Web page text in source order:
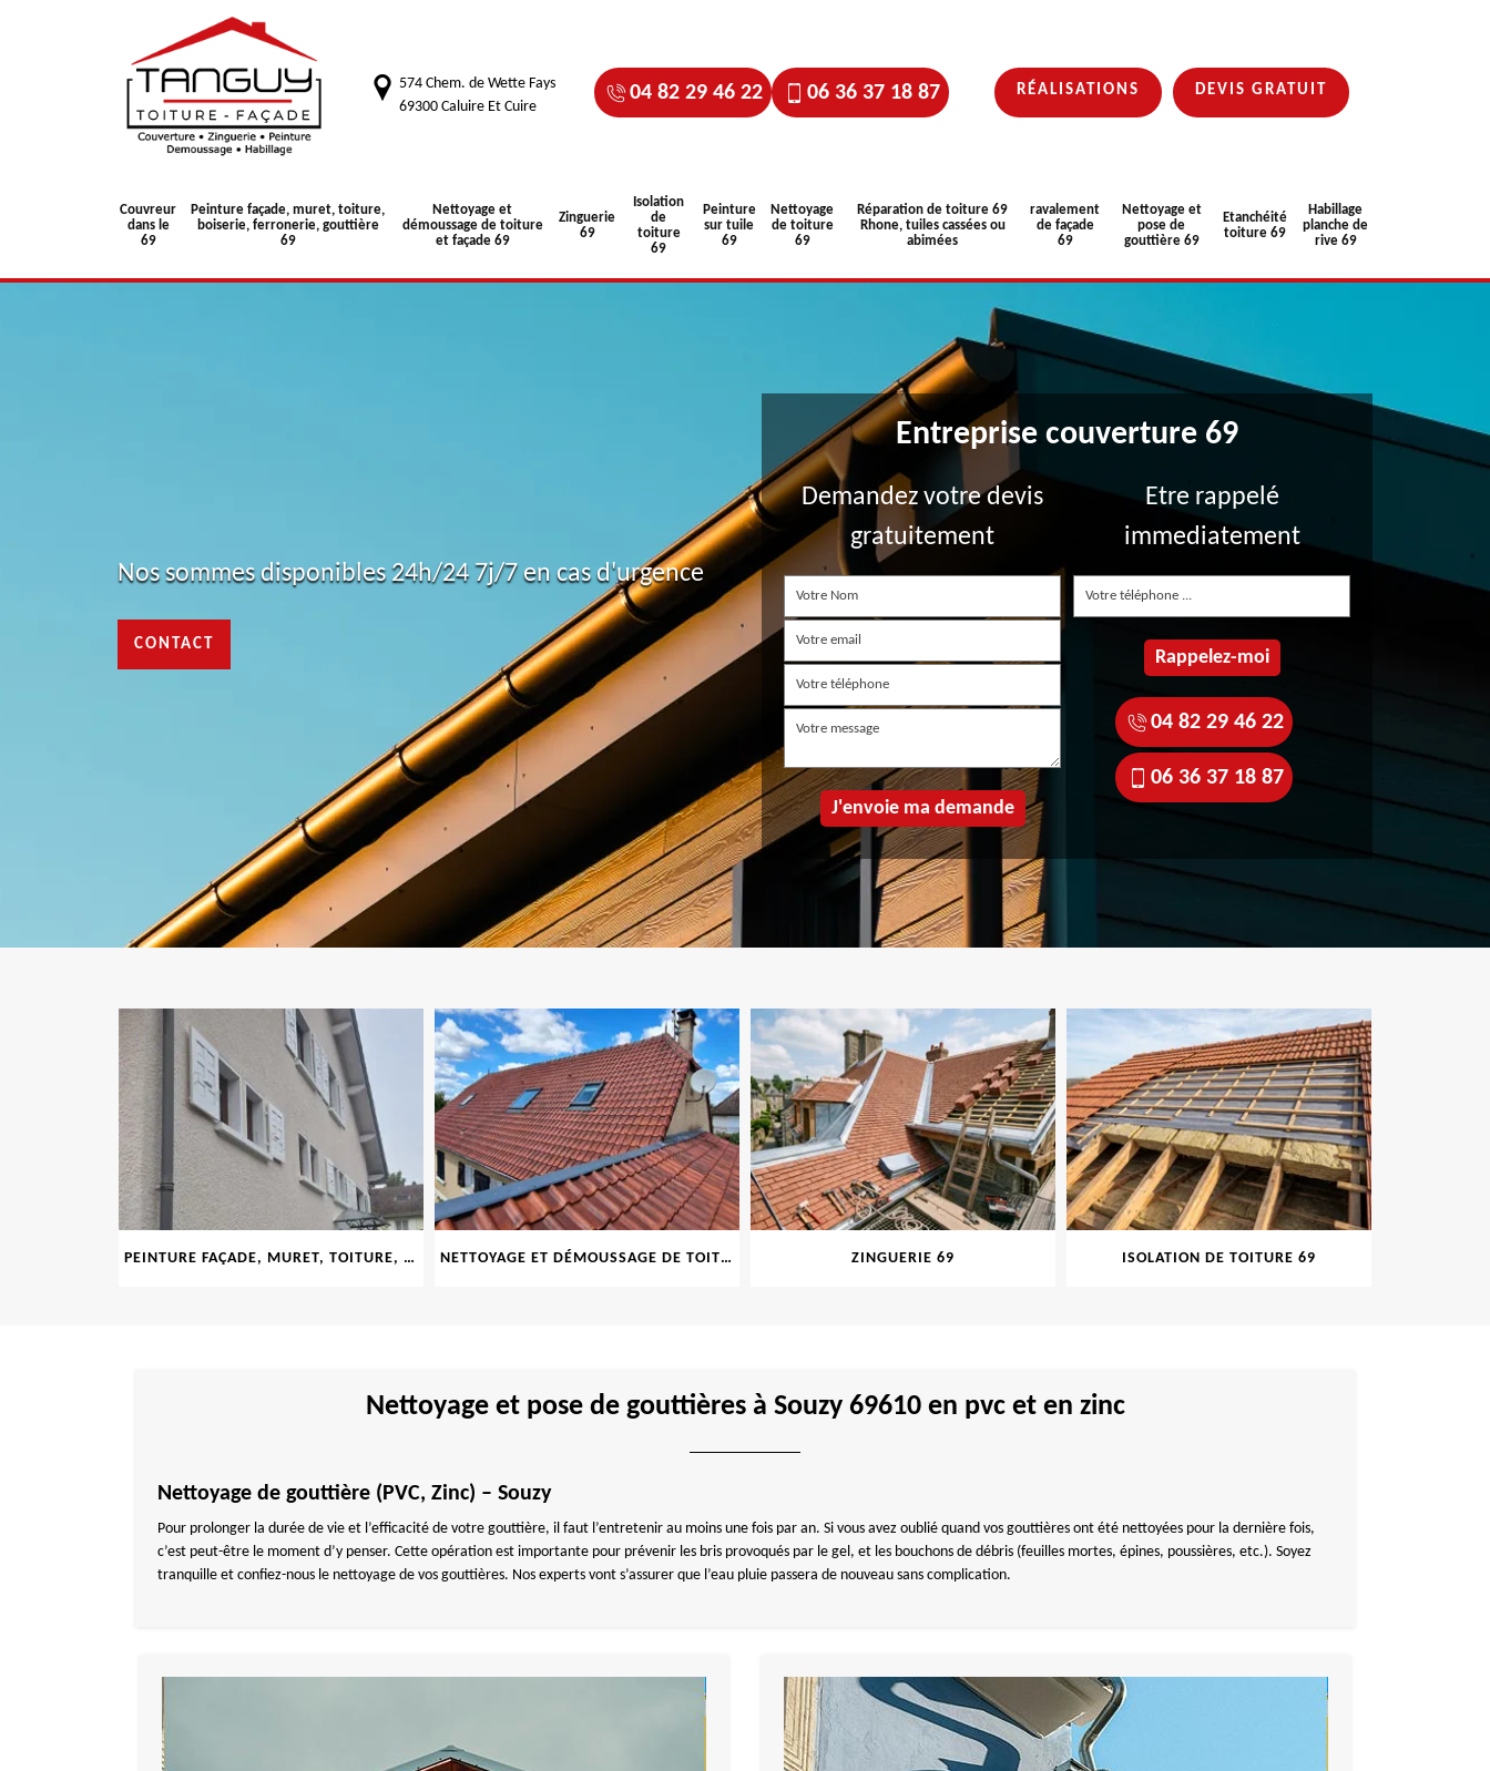
574 Chem. de Wette Fays
69300 Caluire Et Cuire
04 82 29 46 22 06 36 37 18 87 RÉALISATIONS DEVIS GRATUIT
Couvreur
dans le
69
Peinture façade, muret, toiture,
boiserie, ferronerie, gouttière
69
Nettoyage et
démoussage de toiture
et façade 69
Zinguerie
69
Isolation
de
toiture
69
Peinture
sur tuile
69
Nettoyage
de toiture
69
Réparation de toiture 69
Rhone, tuiles cassées ou
abimées
ravalement
de façade
69
Nettoyage et
pose de
gouttière 69
Etanchéité
toiture 69
Habillage
planche de
rive 69
Nos sommes disponibles 24h/24 7j/7 en cas d'urgence
CONTACT
Entreprise couverture 69
Demandez votre devis
gratuitement
Etre rappelé
immediatement
04 82 29 46 22
06 36 37 18 87
PEINTURE FAÇADE, MURET, TOITURE, BOISERIE, FERRONERIE, GOUTTIÈRE 69 NETTOYAGE ET DÉMOUSSAGE DE TOITURE ET FAÇADE 69 ZINGUERIE 69 ISOLATION DE TOITURE 69
Nettoyage et pose de gouttières à Souzy 69610 en pvc et en zinc
Nettoyage de gouttière (PVC, Zinc) – Souzy
Pour prolonger la durée de vie et l’efficacité de votre gouttière, il faut l’entretenir au moins une fois par an. Si vous avez oublié quand vos gouttières ont été nettoyées pour la dernière fois,
c’est peut-être le moment d’y penser. Cette opération est importante pour prévenir les bris provoqués par le gel, et les bouchons de débris (feuilles mortes, épines, poussières, etc.). Soyez
tranquille et confiez-nous le nettoyage de vos gouttières. Nos experts vont s’assurer que l’eau pluie passera de nouveau sans complication.